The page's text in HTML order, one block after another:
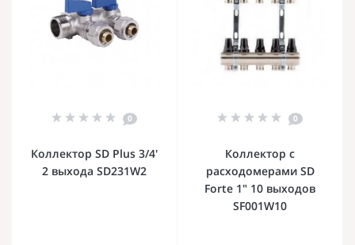
0
Коллектор SD Plus 3/4'
2 выхода SD231W2
0
Коллектор с
расходомерами SD
Forte 1" 10 выходов
SF001W10